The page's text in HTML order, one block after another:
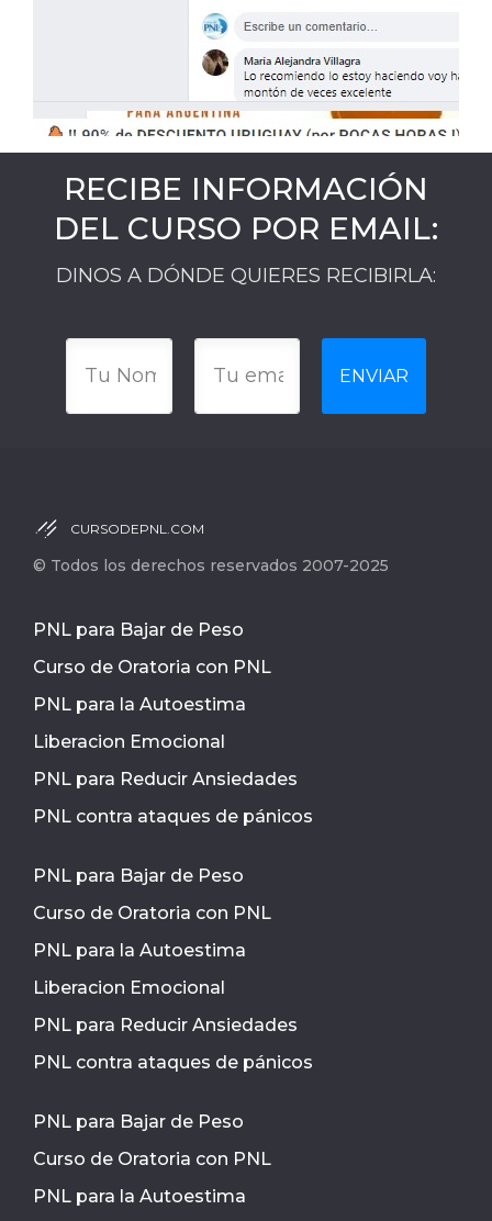
RECIBE INFORMACIÓN
DEL CURSO POR EMAIL:
DINOS A DÓNDE QUIERES RECIBIRLA:
ENVIAR
CURSODEPNL.COM
© Todos los derechos reservados 2007-2025
PNL para Bajar de Peso
Curso de Oratoria con PNL
PNL para la Autoestima
Liberacion Emocional
PNL para Reducir Ansiedades
PNL contra ataques de pánicos
PNL para Bajar de Peso
Curso de Oratoria con PNL
PNL para la Autoestima
Liberacion Emocional
PNL para Reducir Ansiedades
PNL contra ataques de pánicos
PNL para Bajar de Peso
Curso de Oratoria con PNL
PNL para la Autoestima